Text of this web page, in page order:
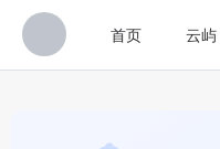
首页 云屿